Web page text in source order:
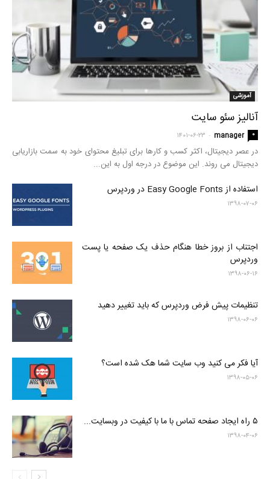
آموزشی
آنالیز سئو سایت
manager
- ۱۴۰۱-۰۶-۲۳ ۰
در عصر دیجیتال، اکثر کسب و کارها برای تبلیغ محتوای خود به سمت بازاریابی
دیجیتال می روند. این موضوع در درجه اول به این...
استفاده از Easy Google Fonts در وردپرس
۱۳۹۸-۰۷-۰۶
اجتناب از بروز خطا هنگام حذف یک صفحه یا پست
وردپرس
۱۳۹۸-۰۶-۱۶
تنظیمات پیش فرض وردپرس که باید تغییر دهید
۱۳۹۸-۰۶-۰۶
آیا فکر می کنید وب سایت شما هک شده است؟
۱۳۹۸-۰۵-۰۶
۵ راه ایجاد صفحه تماس با ما با کیفیت در وبسایت...
۱۳۹۸-۰۴-۰۶